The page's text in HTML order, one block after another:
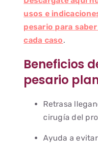
usos e
pesario para
cada caso.
Beneficios
pesario
Retrasa
cirugía del
Ayuda a